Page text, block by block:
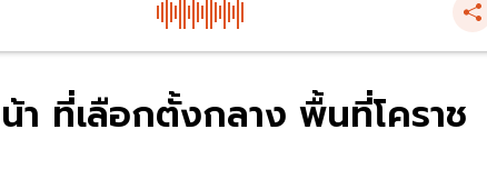
ที่เลือกตั้งกลาง พื้นที่โคราช